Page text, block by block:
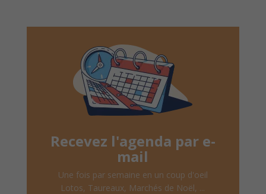
Recevez l'agenda par e-
mail
Une fois par semaine en un coup d'oeil
Lotos, Taureaux, Marchés de Noël, ...